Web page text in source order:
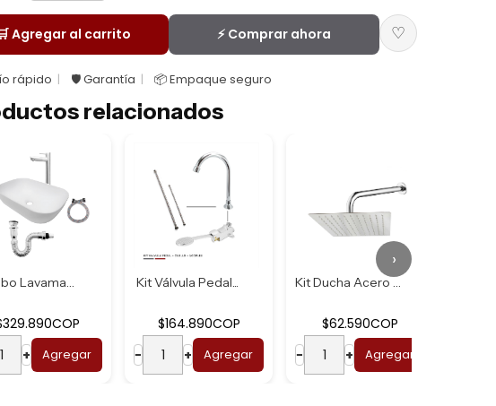
Agregar al carrito ⚡ Comprar ahora ♡
rápido 🛡️ Garantía 📦 Empaque seguro
relacionados
Combo Lavamanos B...
+ Agregar
Kit Válvula Pedal...
$164.890COP
−
+ Agregar
Kit Ducha Acero U...
$62.590COP
−
+ Agregar
›